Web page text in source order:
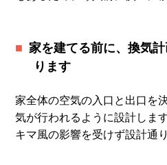
家を建てる前に、換気
ります
家全体の空気の入口と出口を
気が行われるように設計しま
キマ風の影響を受けず設計通